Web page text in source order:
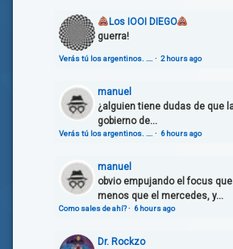
Los IOOI DIEGO
guerra!
Verás tú los argentinos. …. · 2 hours ago
manuel
¿alguien tiene dudas de que
gobierno de...
Verás tú los argentinos. …. · 6 hours ago
manuel
obvio empujando el focus
menos que el mercedes, y...
Como sales de ahí?· 6 hours ago
Dr. Rockzo